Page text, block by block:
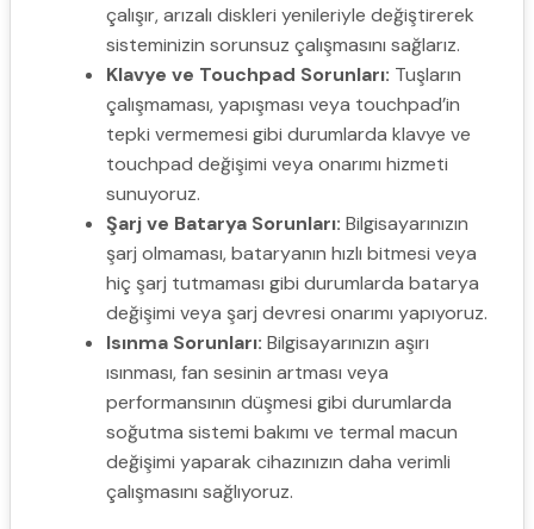
çalışır, arızalı diskleri yenileriyle değiştirerek
sisteminizin sorunsuz çalışmasını sağlarız.
Klavye ve Touchpad Sorunları: Tuşların
çalışmaması, yapışması veya touchpad’in
tepki vermemesi gibi durumlarda klavye ve
touchpad değişimi veya onarımı hizmeti
sunuyoruz.
Şarj ve Batarya Sorunları: Bilgisayarınızın
şarj olmaması, bataryanın hızlı bitmesi veya
hiç şarj tutmaması gibi durumlarda batarya
değişimi veya şarj devresi onarımı yapıyoruz.
Isınma Sorunları: Bilgisayarınızın aşırı
ısınması, fan sesinin artması veya
performansının düşmesi gibi durumlarda
soğutma sistemi bakımı ve termal macun
değişimi yaparak cihazınızın daha verimli
çalışmasını sağlıyoruz.